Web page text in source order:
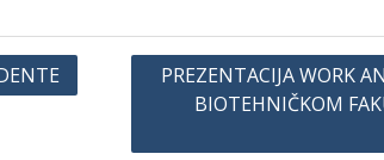
PREZENTACIJA WORK
BIOTEHNIČKOM